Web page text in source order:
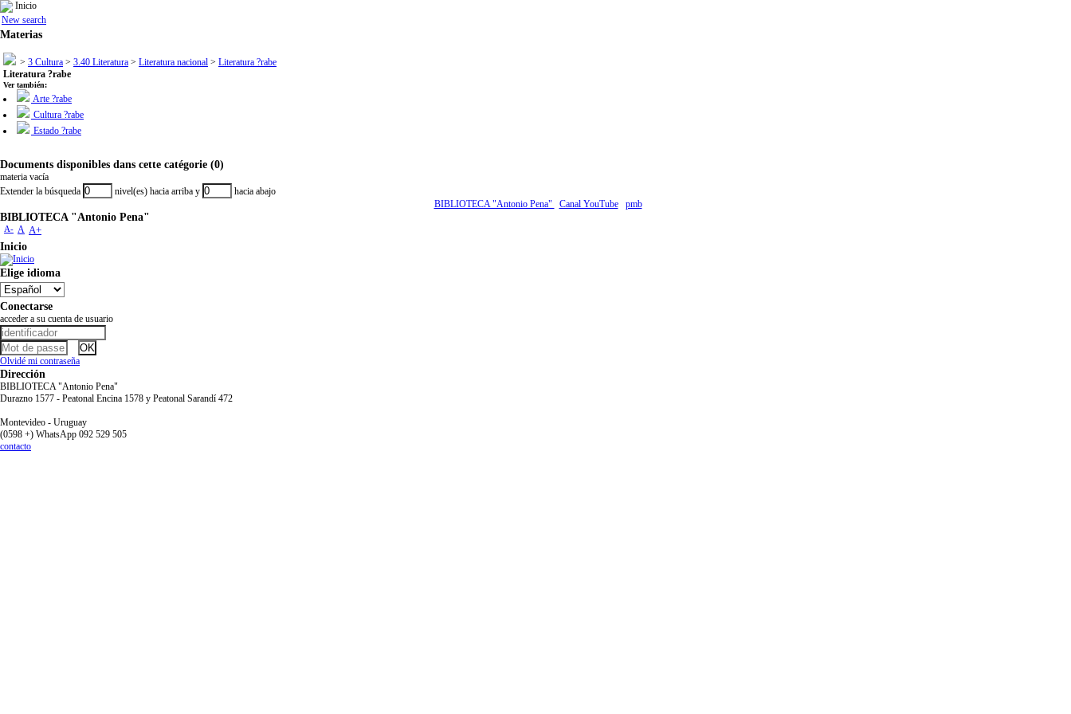
Inicio
New search
Materias
> 3 Cultura > 3.40 Literatura > Literatura nacional > Literatura ?rabe
Literatura ?rabe
Ver también:
Arte ?rabe
Cultura ?rabe
Estado ?rabe
Documents disponibles dans cette catégorie (0)
materia vacía
Extender la búsqueda
nivel(es) hacia arriba y
hacia abajo
BIBLIOTECA "Antonio Pena"
Canal YouTube pmb
BIBLIOTECA "Antonio Pena"
A- A A+
Inicio
Elige idioma
Conectarse
acceder a su cuenta de usuario
Olvidé mi contraseña
Dirección
BIBLIOTECA "Antonio Pena"
Durazno 1577 - Peatonal Encina 1578 y Peatonal Sarandí 472
Montevideo - Uruguay
(0598 +) WhatsApp 092 529 505
contacto